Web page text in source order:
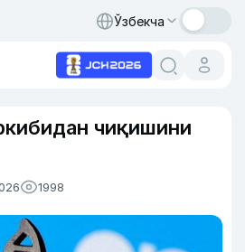
Ўзбекча
чиқишини
1998